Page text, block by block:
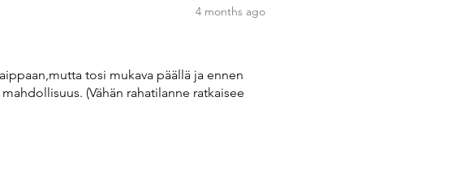
4 months ago
tosi mukava päällä ja ennen
(Vähän rahatilanne ratkaisee